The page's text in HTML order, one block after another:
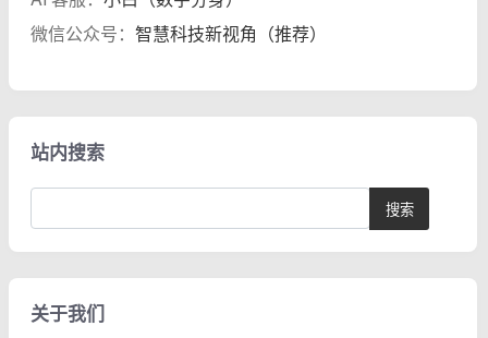
微信公众号： 智慧科技新视角（推荐）
站内搜索
关于我们